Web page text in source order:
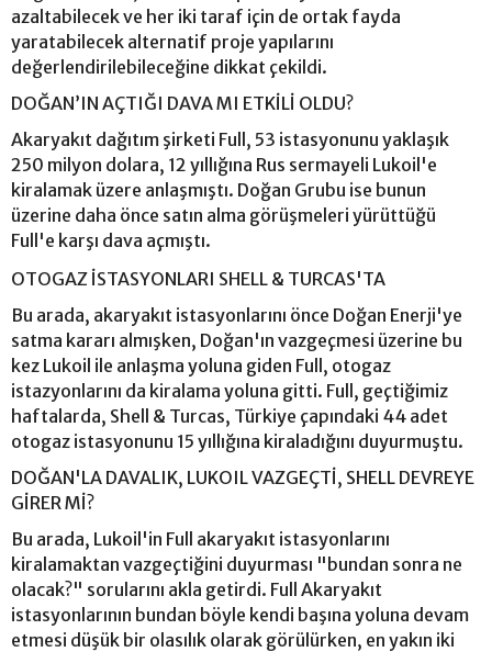
azaltabilecek ve her iki taraf için de ortak fayda
yaratabilecek alternatif proje yapılarını
değerlendirilebileceğine dikkat çekildi.
DOĞAN’IN AÇTIĞI DAVA MI ETKİLİ OLDU?
Akaryakıt dağıtım şirketi Full, 53 istasyonunu yaklaşık
250 milyon dolara, 12 yıllığına Rus sermayeli Lukoil'e
kiralamak üzere anlaşmıştı. Doğan Grubu ise bunun
üzerine daha önce satın alma görüşmeleri yürüttüğü
Full'e karşı dava açmıştı.
OTOGAZ İSTASYONLARI SHELL & TURCAS'TA
Bu arada, akaryakıt istasyonlarını önce Doğan Enerji'ye
satma kararı almışken, Doğan'ın vazgeçmesi üzerine bu
kez Lukoil ile anlaşma yoluna giden Full, otogaz
istazyonlarını da kiralama yoluna gitti. Full, geçtiğimiz
haftalarda, Shell & Turcas, Türkiye çapındaki 44 adet
otogaz istasyonunu 15 yıllığına kiraladığını duyurmuştu.
DOĞAN'LA DAVALIK, LUKOIL VAZGEÇTİ, SHELL DEVREYE
GİRER Mİ?
Bu arada, Lukoil'in Full akaryakıt istasyonlarını
kiralamaktan vazgeçtiğini duyurması "bundan sonra ne
olacak?" sorularını akla getirdi. Full Akaryakıt
istasyonlarının bundan böyle kendi başına yoluna devam
etmesi düşük bir olasılık olarak görülürken, en yakın iki